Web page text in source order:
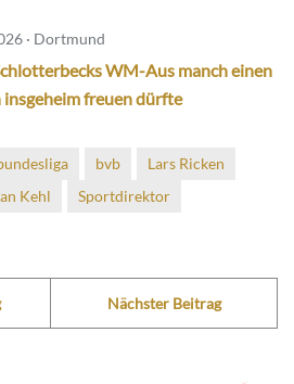
· Dortmund
WM-Aus manch einen
insgeheim freuen dürfte
bvb
Lars Ricken
Kehl
Sportdirektor
Nächster Beitrag